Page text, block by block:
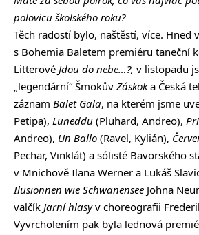
polovicu školského roku?
Těch radostí bylo, naštěstí, více. Hned
s Bohemia Baletem premiéru taneční
Litterové Jdou do nebe…?, v listopadu
„legendární“ Šmokův Záskoka Česká
záznam Balet Gala, na kterém jsme
Petipa), Luneddu (Pluhard, Andreo),
Andreo), Un Ballo (Ravel, Kylián),
Pechar, Vinklát) a sólisté Bavorského
v Mnichově Ilana Werner a Lukáš
Ilusionnen wie Schwanensee Johna
valčík Jarní hlasyv choreografii
Vyvrcholením pak byla lednová